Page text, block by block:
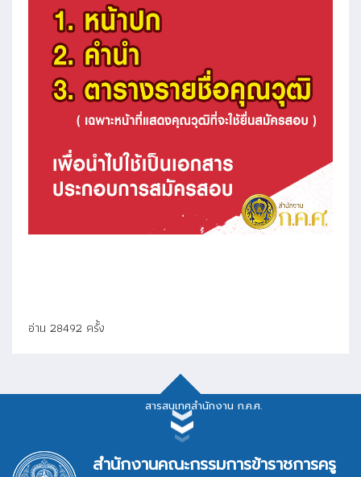
อ่าน 28492 ครั้ง
สารสนเทศสำนักงาน ก.ค.ศ.
สารสนเทศสำนักงาน ก.ค.ศ.
สำนักงานคณะกรรมการข้าราชการครู